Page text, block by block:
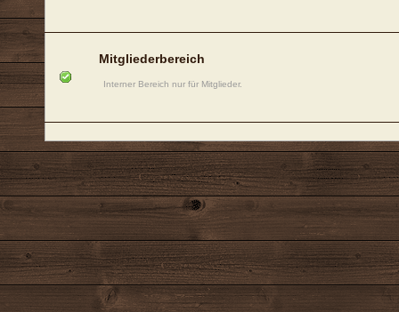
Mitgliederbereich
Interner Bereich nur für Mitglieder.